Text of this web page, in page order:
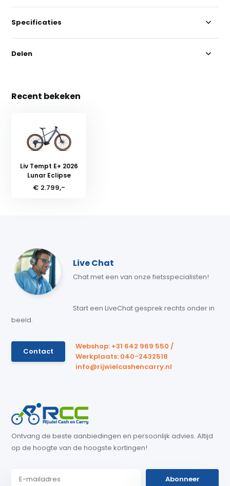
Specificaties
Delen
Recent bekeken
Liv Tempt E+ 2026
Lunar Eclipse
€ 2.799,-
Live Chat
Chat met een van onze fietsspecialisten!
Start een LiveChat gesprek rechts onder in
beeld.
Contact
Webshop: +31 642 969 550 /
Werkplaats: 040-2432518
info@rijwielcashencarry.nl
Ontvang de beste aanbiedingen en persoonlijk advies. Altijd
op de hoogte van de hoogste kortingen!
Abonneer